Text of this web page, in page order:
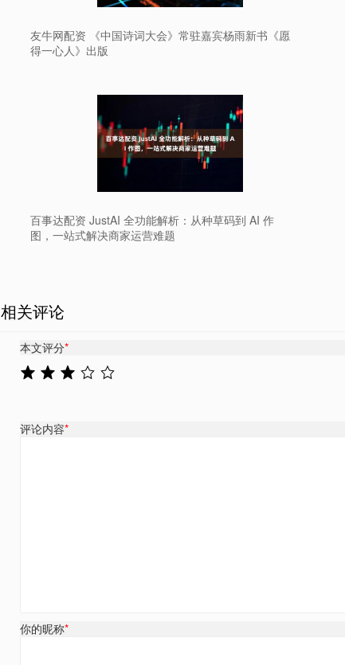
友牛网配资 《中国诗词大会》常驻嘉宾杨雨新书《愿
得一心人》出版
百事达配资 JustAI 全功能解析：从种草码到 AI 作
图，一站式解决商家运营难题
相关评论
本文评分*
评论内容*
你的昵称*